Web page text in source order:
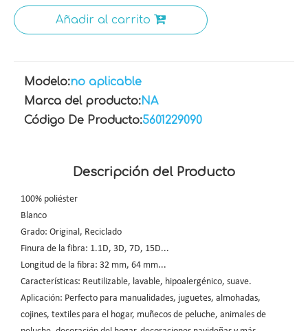
Añadir al carrito
Modelo:no aplicable
Marca del producto:NA
Código De Producto:5601229090
Descripción del Producto
100% poliéster
Blanco
Grado: Original, Reciclado
Finura de la fibra: 1.1D, 3D, 7D, 15D...
Longitud de la fibra: 32 mm, 64 mm...
Características: Reutilizable, lavable, hipoalergénico, suave.
Aplicación: Perfecto para manualidades, juguetes, almohadas,
cojines, textiles para el hogar, muñecos de peluche, animales de